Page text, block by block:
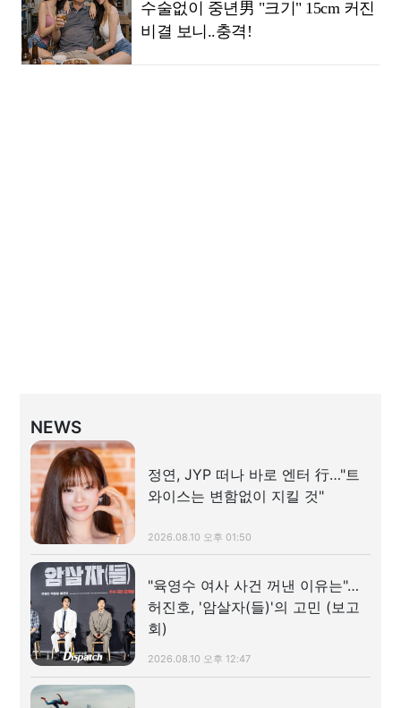
NEWS
정연, JYP 떠나 바로 엔터 行…"트
와이스는 변함없이 지킬 것"
2026.08.10 오후 01:50
"육영수 여사 사건 꺼낸 이유는"…
허진호, '암살자(들)'의 고민 (보고
회)
2026.08.10 오후 12:47